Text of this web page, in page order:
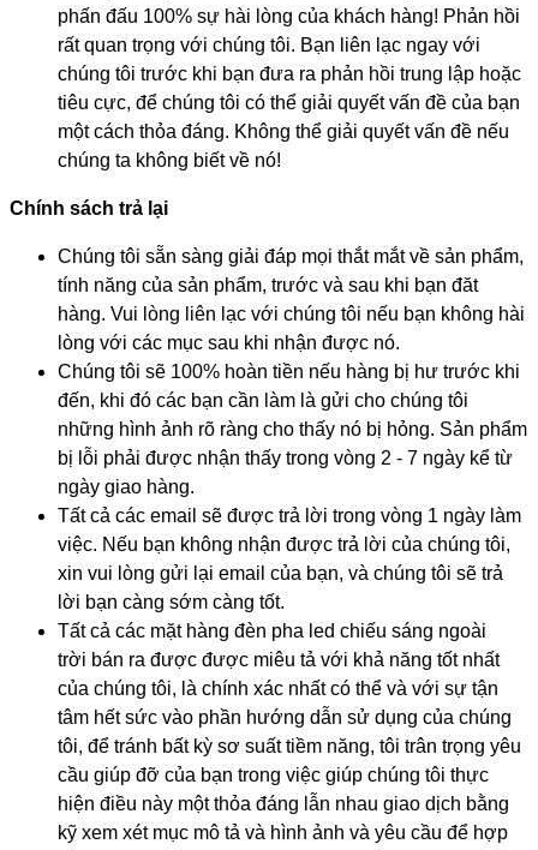
phấn đấu 100% sự hài lòng của khách hàng! Phản hồi
rất quan trọng với chúng tôi. Bạn liên lạc ngay với
chúng tôi trước khi bạn đưa ra phản hồi trung lập hoặc
tiêu cực, để chúng tôi có thể giải quyết vấn đề của bạn
một cách thỏa đáng. Không thể giải quyết vấn đề nếu
chúng ta không biết về nó!
Chính sách trả lại
Chúng tôi sẵn sàng giải đáp mọi thắt mắt về sản phẩm,
tính năng của sản phẩm, trước và sau khi bạn đăt
hàng. Vui lòng liên lạc với chúng tôi nếu bạn không hài
lòng với các mục sau khi nhận được nó.
Chúng tôi sẽ 100% hoàn tiền nếu hàng bị hư trước khi
đến, khi đó các bạn cần làm là gửi cho chúng tôi
những hình ảnh rõ ràng cho thấy nó bị hỏng. Sản phẩm
bị lỗi phải được nhận thấy trong vòng 2 - 7 ngày kể từ
ngày giao hàng.
Tất cả các email sẽ được trả lời trong vòng 1 ngày làm
việc. Nếu bạn không nhận được trả lời của chúng tôi,
xin vui lòng gửi lại email của bạn, và chúng tôi sẽ trả
lời bạn càng sớm càng tốt.
Tất cả các mặt hàng đèn pha led chiếu sáng ngoài
trời bán ra được được miêu tả với khả năng tốt nhất
của chúng tôi, là chính xác nhất có thể và với sự tận
tâm hết sức vào phần hướng dẫn sử dụng của chúng
tôi, để tránh bất kỳ sơ suất tiềm năng, tôi trân trọng yêu
cầu giúp đỡ của bạn trong việc giúp chúng tôi thực
hiện điều này một thỏa đáng lẫn nhau giao dịch bằng
kỹ xem xét mục mô tả và hình ảnh và yêu cầu để hợp